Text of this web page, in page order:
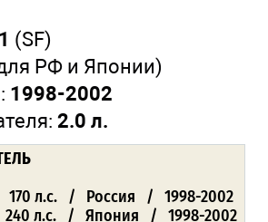
1 (SF)
РФ и Японии)
1998-2002
2.0 л.
л.с. / Россия / 1998-2002
л.с. / Япония / 1998-2002